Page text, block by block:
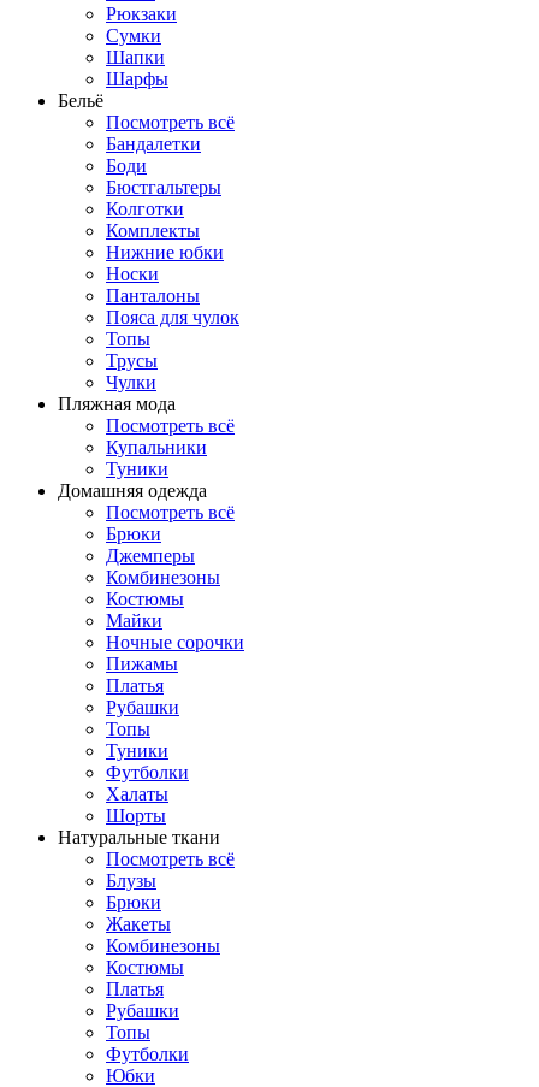
Рюкзаки
Сумки
Шапки
Шарфы
Бельё
Посмотреть всё
Бандалетки
Боди
Бюстгальтеры
Колготки
Комплекты
Нижние юбки
Носки
Панталоны
Поясa для чулок
Топы
Трусы
Чулки
Пляжная мода
Посмотреть всё
Купальники
Туники
Домашняя одежда
Посмотреть всё
Брюки
Джемперы
Комбинезоны
Костюмы
Майки
Ночные сорочки
Пижамы
Платья
Рубашки
Топы
Туники
Футболки
Халаты
Шорты
Натуральные ткани
Посмотреть всё
Блузы
Брюки
Жакеты
Комбинезоны
Костюмы
Платья
Рубашки
Топы
Футболки
Юбки